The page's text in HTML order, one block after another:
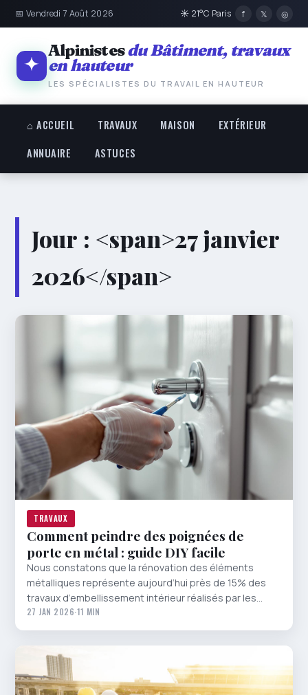
📅 Vendredi 7 Août 2026 ☀ 21°C Paris f 𝕏 ◎
Alpinistesdu Bâtiment, travaux
en hauteur
LES SPÉCIALISTES DU TRAVAIL EN HAUTEUR
⌂ ACCUEIL TRAVAUX MAISON
EXTÉRIEUR
ANNUAIRE
ASTUCES
Jour : <span>27 janvier
2026</span>
TRAVAUX
Comment peindre des poignées de
porte en métal : guide DIY facile
Nous constatons que la rénovation des éléments
métalliques représente aujourd’hui près de 15% des
travaux d’embellissement intérieur réalisés par les…
27 JAN 2026·11 MIN